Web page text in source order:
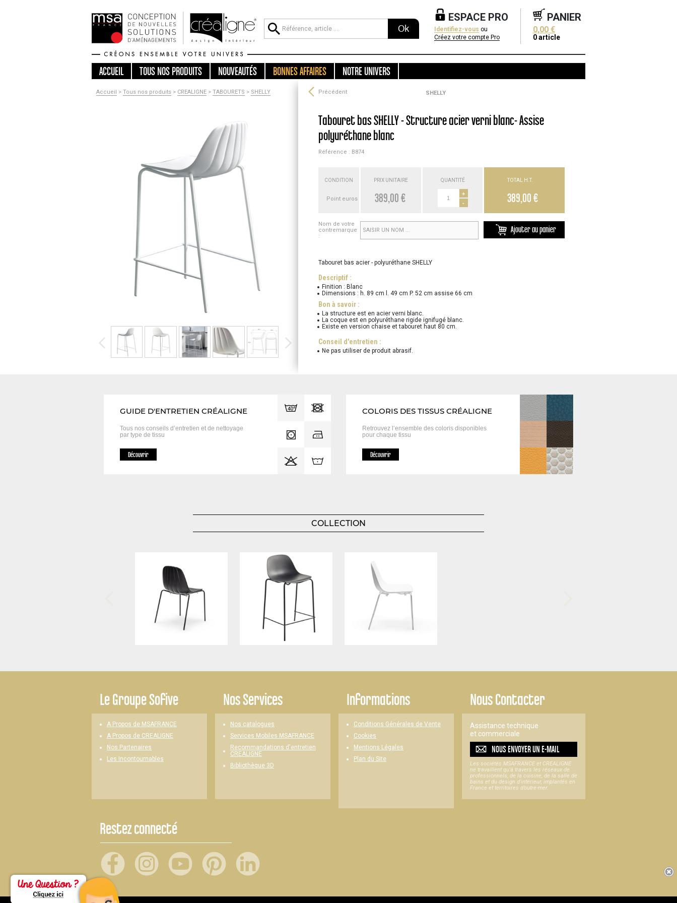
Ok
ESPACE PRO
Identifiez-vous ou
Créez votre compte Pro
PANIER
0,00 €
0article
ACCUEIL TOUSNOS PRODUITS NOUVEAUTÉS BONNES AFFAIRES NOTRE UNIVERS
Accueil > Tous nos produits> CREALIGNE> TABOURETS > SHELLY Précédent SHELLY
Tabouret bas SHELLY - Structure acier verni blanc- Assise
polyuréthane blanc
Référence : B874
CONDITION
Point euros
PRIX UNITAIRE
389,00 €
QUANTITÉ
+
-
TOTAL H.T.
389,00 €
Nom de votre
contremarque
:
Ajouter au panier
Tabouret bas acier - polyuréthane SHELLY
Descriptif :
Finition : Blanc
Dimensions : h. 89 cm l. 49 cm P. 52 cm assise 66 cm
Bon à savoir :
La structure est en acier verni blanc.
La coque est en polyuréthane rigide ignifugé blanc.
Existe en version chaise et tabouret haut 80 cm.
Conseil d'entretien :
Ne pas utiliser de produit abrasif.
GUIDE D'ENTRETIEN CRÉALIGNE
Tous nos conseils d’entretien et de nettoyage
par type de tissu
Découvrir
COLORIS DES TISSUS CRÉALIGNE
Retrouvez l’ensemble des coloris disponibles
pour chaque tissu
Découvrir
COLLECTION
LeGroupe Sofive
A Propos de MSAFRANCE
A Propos de CREALIGNE
Nos Partenaires
Les Incontournables
Nos Services
Nos catalogues
Services Mobiles MSAFRANCE
Recommandations d'entretien
CREALIGNE
Bibliothèque 3D
Informations
Conditions Générales de Vente
Cookies
Mentions Légales
Plan du Site
Nous Contacter
Assistance technique
et commerciale
NOUS ENVOYER UNE-MAIL
Les sociétés MSAFRANCE et CREALIGNE
ne travaillent qu'à travers les réseaux de
professionnels, de la cuisine, de la salle de
bains et du design d'intérieur, implantés en
France et territoires d’outre-mer.
Restez connecté